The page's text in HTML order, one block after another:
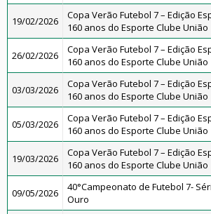
19/02/2026
Copa Verão Futebol 7 – Edição
160 anos do Esporte Clube União
26/02/2026
Copa Verão Futebol 7 – Edição
160 anos do Esporte Clube União
03/03/2026
Copa Verão Futebol 7 – Edição
160 anos do Esporte Clube União
05/03/2026
Copa Verão Futebol 7 – Edição
160 anos do Esporte Clube União
19/03/2026
Copa Verão Futebol 7 – Edição
160 anos do Esporte Clube União
09/05/2026
40°Campeonato de Futebol 7-
Ouro